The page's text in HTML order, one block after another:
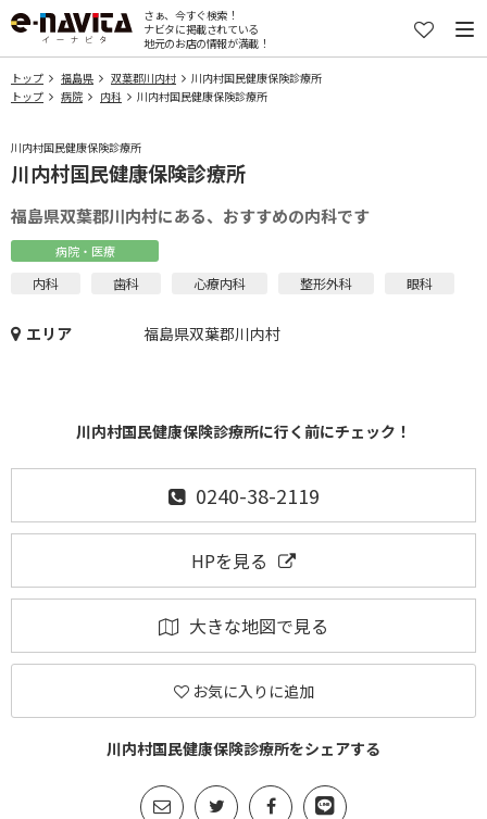
さぁ、今すぐ検索！
ナビタに掲載されている
地元のお店の情報が満載！
トップ 福島県 双葉郡川内村
川内村国民健康保険診療所
トップ
病院 内科 川内村国民健康保険診療所
川内村国民健康保険診療所
川内村国民健康保険診療所
福島県双葉郡川内村にある、おすすめの内科です
病院・医療
内科 歯科 心療内科 整形外科 眼科
エリア 福島県双葉郡川内村
川内村国民健康保険診療所に行く前にチェック！
0240-38-2119
HPを見る
大きな地図で見る
お気に入りに追加
川内村国民健康保険診療所をシェアする